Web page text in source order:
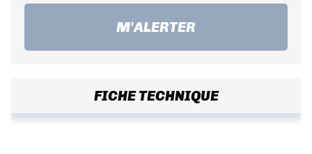
M'ALERTER
FICHE TECHNIQUE